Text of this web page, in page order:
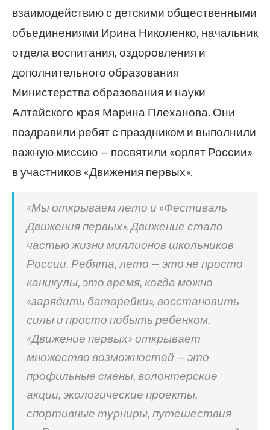
взаимодействию с детскими общественными
объединениями Ирина Николенко, начальник
отдела воспитания, оздоровления и
дополнительного образования
Министерства образования и науки
Алтайского края Марина Плеханова. Они
поздравили ребят с праздником и выполнили
важную миссию — посвятили «орлят России»
в участников «Движения первых».
«Мы открываем лето и «Фестиваль
Движения первых». Движение стало
частью жизни миллионов школьников
России. Ребята, лето — это не просто
каникулы, это время, когда можно
«зарядить батарейки», восстановить
силы и просто побыть ребенком.
«Движение первых» открывает
множество возможностей — это
профильные смены, волонтерские
акции, экологические проекты,
спортивные турниры, путешествия